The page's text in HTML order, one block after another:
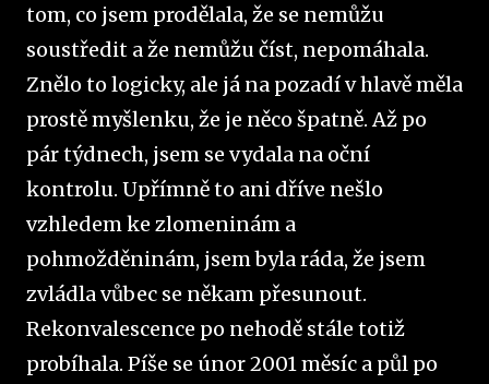
tom, co jsem prodělala, že se nemůžu
soustředit a že nemůžu číst, nepomáhala.
Znělo to logicky, ale já na pozadí v hlavě měla
prostě myšlenku, že je něco špatně. Až po
pár týdnech, jsem se vydala na oční
kontrolu. Upřímně to ani dříve nešlo
vzhledem ke zlomeninám a
pohmožděninám, jsem byla ráda, že jsem
zvládla vůbec se někam přesunout.
Rekonvalescence po nehodě stále totiž
probíhala. Píše se únor 2001 měsíc a půl po